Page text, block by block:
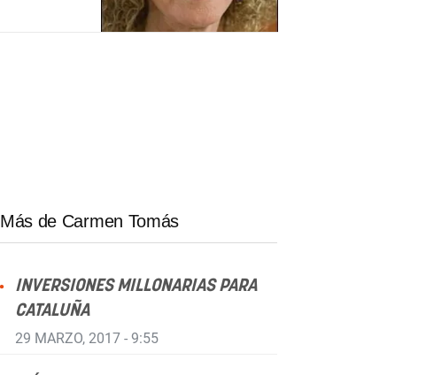
Más de Carmen Tomás
INVERSIONES MILLONARIAS PARA
CATALUÑA
29 MARZO, 2017 - 9:55